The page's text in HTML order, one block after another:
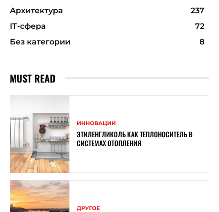
Архитектура
237
ІТ-сфера
72
Без категории
8
MUST READ
ИННОВАЦИИ
ЭТИЛЕНГЛИКОЛЬ КАК ТЕПЛОНОСИТЕЛЬ В
СИСТЕМАХ ОТОПЛЕНИЯ
ДРУГОЕ